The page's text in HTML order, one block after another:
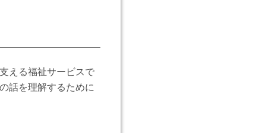
える福祉サービスで
話を理解するために